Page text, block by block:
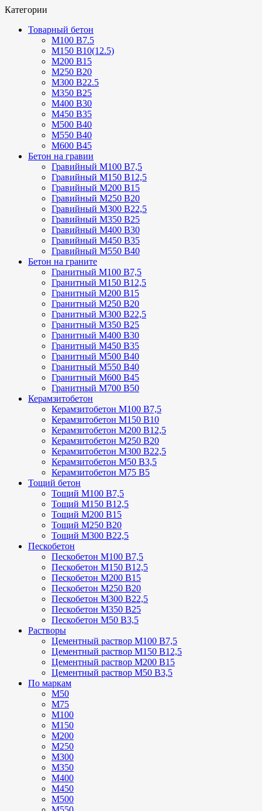
Категории
Товарный бетон
М100 В7.5
М150 В10(12.5)
М200 В15
М250 В20
М300 В22.5
М350 В25
М400 В30
М450 В35
М500 В40
М550 В40
М600 В45
Бетон на гравии
Гравийный М100 В7,5
Гравийный М150 В12,5
Гравийный М200 В15
Гравийный М250 В20
Гравийный М300 В22,5
Гравийный М350 В25
Гравийный М400 В30
Гравийный М450 В35
Гравийный М550 В40
Бетон на граните
Гранитный М100 В7,5
Гранитный М150 В12,5
Гранитный М200 В15
Гранитный М250 В20
Гранитный М300 В22,5
Гранитный М350 В25
Гранитный М400 В30
Гранитный М450 В35
Гранитный М500 В40
Гранитный М550 В40
Гранитный М600 В45
Гранитный М700 В50
Керамзитобетон
Керамзитобетон М100 В7,5
Керамзитобетон М150 В10
Керамзитобетон М200 В12,5
Керамзитобетон М250 В20
Керамзитобетон М300 В22,5
Керамзитобетон М50 В3,5
Керамзитобетон М75 В5
Тощий бетон
Тощий М100 В7,5
Тощий М150 В12,5
Тощий М200 В15
Тощий М250 В20
Тощий М300 В22,5
Пескобетон
Пескобетон М100 В7,5
Пескобетон М150 В12,5
Пескобетон М200 В15
Пескобетон М250 В20
Пескобетон М300 В22,5
Пескобетон М350 В25
Пескобетон М50 В3,5
Растворы
Цементный раствор М100 В7,5
Цементный раствор М150 В12,5
Цементный раствор М200 В15
Цементный раствор М50 В3,5
По маркам
М50
М75
М100
М150
М200
М250
М300
М350
М400
М450
М500